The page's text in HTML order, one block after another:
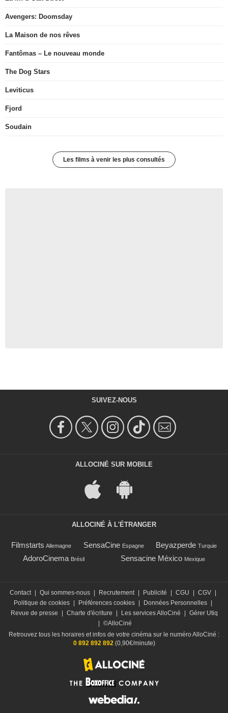
Avengers: Doomsday
La Maison de nos rêves
Fantômas – Le nouveau monde
The Dog Stars
Leviticus
Fjord
Soudain
Les films à venir les plus consultés
SUIVEZ-NOUS
ALLOCINÉ SUR MOBILE
ALLOCINÉ À L'ÉTRANGER
Filmstarts Allemagne SensaCine Espagne Beyazperde Turquie
AdoroCinema Brésil Sensacine México Mexique
Contact Qui sommes-nous Recrutement Publicité CGU CGV
Politique de cookies
Préférences cookies Données Personnelles
Revue de presse
Charte d'écriture Les services AlloCiné
Gérer Utiq
©AlloCiné
Retrouvez tous les horaires et infos de votre cinéma sur le numéro AlloCiné :
0 892 892 892(0,90€/minute)